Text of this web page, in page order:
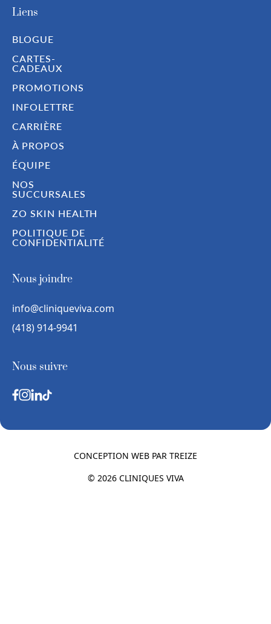
Liens
BLOGUE
CARTES-
CADEAUX
PROMOTIONS
INFOLETTRE
CARRIÈRE
À PROPOS
ÉQUIPE
NOS
SUCCURSALES
ZO SKIN HEALTH
POLITIQUE DE
CONFIDENTIALITÉ
Nous joindre
info@cliniqueviva.com
(418) 914-9941
Nous suivre
CONCEPTION WEB PAR TREIZE
© 2026 CLINIQUES VIVA